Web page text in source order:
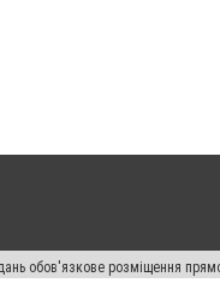
обов'язкове розміщення